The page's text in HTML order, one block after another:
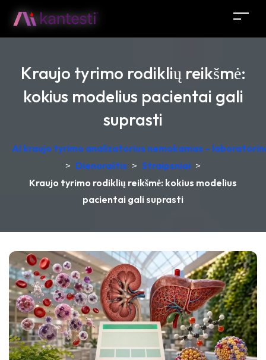
Kraujo tyrimo rodiklių reikšmė:
kokius modelius pacientai gali
suprasti
AI kraujo tyrimo analizatorius nemokamas –
> Dienoraštis > Straipsniai >
Kraujo tyrimo rodiklių reikšmė: kokius modelius
pacientai gali suprasti